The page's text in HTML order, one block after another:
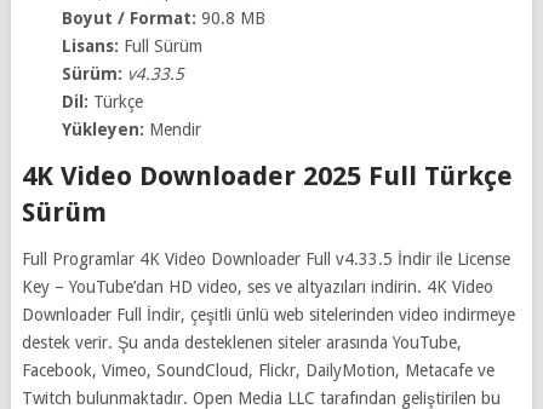
Boyut / Format: 90.8 MB
Lisans: Full Sürüm
Sürüm: v4.33.5
Dil: Türkçe
Yükleyen: Mendir
4K Video Downloader 2025 Full Türkçe
Sürüm
Full Programlar 4K Video Downloader Full v4.33.5 İndir ile License
Key – YouTube’dan HD video, ses ve altyazıları indirin. 4K Video
Downloader Full İndir, çeşitli ünlü web sitelerinden video indirmeye
destek verir. Şu anda desteklenen siteler arasında YouTube,
Facebook, Vimeo, SoundCloud, Flickr, DailyMotion, Metacafe ve
Twitch bulunmaktadır. Open Media LLC tarafından geliştirilen bu